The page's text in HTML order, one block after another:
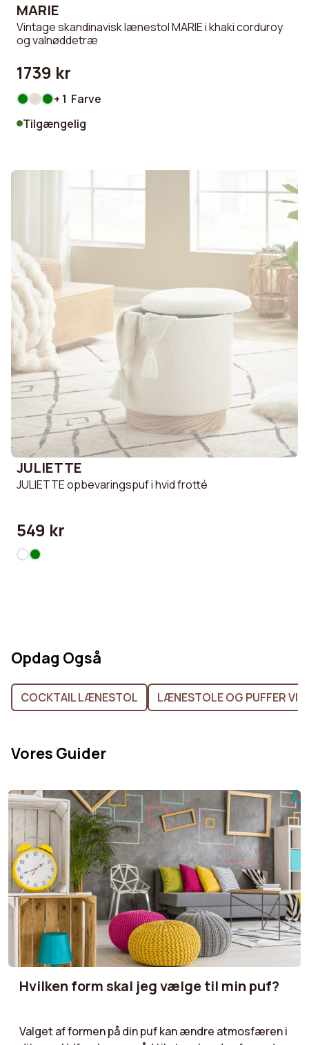
MARIE
Vintage skandinavisk lænestol MARIE i khaki corduroy
og valnøddetræ
1739 kr
+ 1 Farve
Tilgængelig
JULIETTE
JULIETTE opbevaringspuf i hvid frotté
549 kr
Opdag Også
COCKTAIL LÆNESTOL LÆNESTOLE OG PUFFER
Vores Guider
Hvilken form skal jeg vælge til min puf?
Valget af formen på din puf kan ændre atmosfæren i